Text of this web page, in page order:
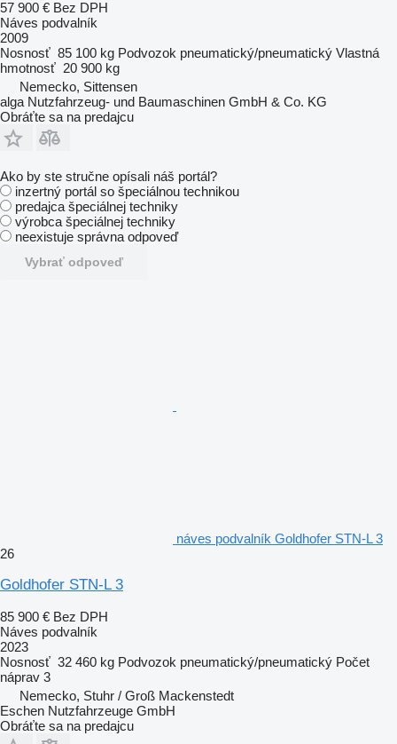
57 900 € Bez DPH
Náves podvalník
2009
Nosnosť 85 100 kg Podvozok pneumatický/pneumatický Vlastná
hmotnosť 20 900 kg
Nemecko, Sittensen
alga Nutzfahrzeug- und Baumaschinen GmbH & Co. KG
Obráťte sa na predajcu
Ako by ste stručne opísali náš portál?
inzertný portál so špeciálnou technikou
predajca špeciálnej techniky
výrobca špeciálnej techniky
neexistuje správna odpoveď
Vybrať odpoveď
náves podvalník Goldhofer STN-L 3
26
Goldhofer STN-L 3
85 900 € Bez DPH
Náves podvalník
2023
Nosnosť 32 460 kg Podvozok pneumatický/pneumatický Počet
náprav 3
Nemecko, Stuhr / Groß Mackenstedt
Eschen Nutzfahrzeuge GmbH
Obráťte sa na predajcu